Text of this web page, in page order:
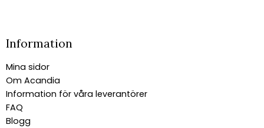
Information
Mina sidor
Om Acandia
Information för våra leverantörer
FAQ
Blogg